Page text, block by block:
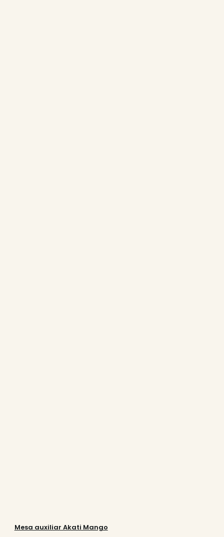
Mesa auxiliar Akati Mango